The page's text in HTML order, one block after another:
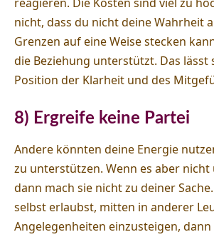
nicht, dass du nicht deine Wahrheit
Grenzen auf eine Weise stecken
die Beziehung unterstützt. Das lässt
Position der Klarheit und des
8) Ergreife keine Partei
Andere könnten deine Energie
zu unterstützen. Wenn es aber nicht
dann mach sie nicht zu deiner
selbst erlaubst, mitten in anderer
Angelegenheiten einzusteigen,